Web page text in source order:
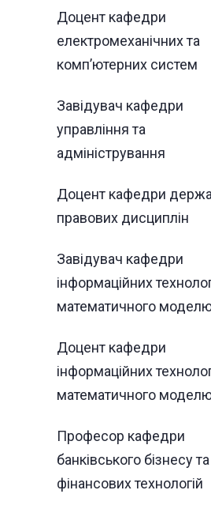
Доцент кафедри
електромеханічних та
комп’ютерних систем
Завідувач кафедри
управління та
адміністрування
Доцент кафедри
правових дисциплін
Завідувач кафедри
інформаційних
математичного
Доцент кафедри
інформаційних
математичного
Професор кафедри
банківського бізнесу та
фінансових технологій